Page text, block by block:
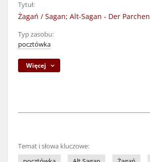
Tytuł:
Żagań / Sagan; Alt-Sagan - Der Parchen
Typ zasobu:
pocztówka
Więcej
Temat i słowa kluczowe: